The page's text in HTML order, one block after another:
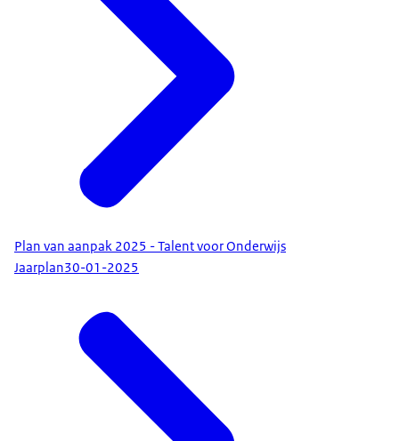
Plan van aanpak 2025 - Talent voor Onderwijs
Jaarplan30-01-2025